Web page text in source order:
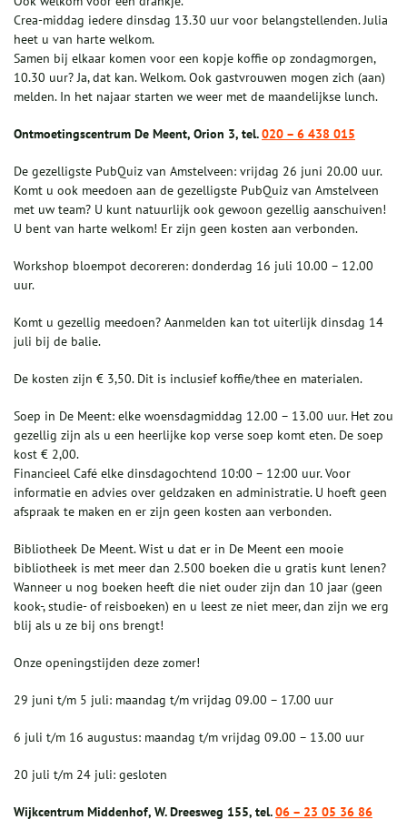
Crea-middag iedere dinsdag 13.30 uur voor belangstellenden. Julia
heet u van harte welkom.
Samen bij elkaar komen voor een kopje koffie op zondagmorgen,
10.30 uur? Ja, dat kan. Welkom. Ook gastvrouwen mogen zich (aan)
melden. In het najaar starten we weer met de maandelijkse lunch.
Ontmoetingscentrum De Meent, Orion 3, tel.020 – 6 438 015
De gezelligste PubQuiz van Amstelveen: vrijdag 26 juni 20.00 uur.
Komt u ook meedoen aan de gezelligste PubQuiz van Amstelveen
met uw team? U kunt natuurlijk ook gewoon gezellig aanschuiven!
U bent van harte welkom! Er zijn geen kosten aan verbonden.
Workshop bloempot decoreren: donderdag 16 juli 10.00 – 12.00
uur.
Komt u gezellig meedoen? Aanmelden kan tot uiterlijk dinsdag 14
juli bij de balie.
De kosten zijn € 3,50. Dit is inclusief koffie/thee en materialen.
Soep in De Meent: elke woensdagmiddag 12.00 – 13.00 uur. Het zou
gezellig zijn als u een heerlijke kop verse soep komt eten. De soep
kost € 2,00.
Financieel Café elke dinsdagochtend 10:00 – 12:00 uur. Voor
informatie en advies over geldzaken en administratie. U hoeft geen
afspraak te maken en er zijn geen kosten aan verbonden.
Bibliotheek De Meent. Wist u dat er in De Meent een mooie
bibliotheek is met meer dan 2.500 boeken die u gratis kunt lenen?
Wanneer u nog boeken heeft die niet ouder zijn dan 10 jaar (geen
kook-, studie- of reisboeken) en u leest ze niet meer, dan zijn we erg
blij als u ze bij ons brengt!
Onze openingstijden deze zomer!
29 juni t/m 5 juli: maandag t/m vrijdag 09.00 – 17.00 uur
6 juli t/m 16 augustus: maandag t/m vrijdag 09.00 – 13.00 uur
20 juli t/m 24 juli: gesloten
Wijkcentrum Middenhof, W. Dreesweg 155, tel.06 – 23 05 36 86